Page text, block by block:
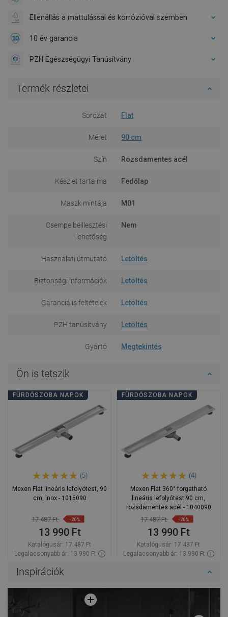
Ellenállás a mattulással és korrózióval szemben
10 év garancia
PZH Egészségügyi Tanúsítvány
Termék részletei
Sorozat Flat
Méret 90 cm
Szín Rozsdamentes acél
Készlet tartalma Fedőlap
Maszk mintája M01
Csempe beillesztési
lehetőség
Nem
Használati útmutató Letöltés
Biztonsági információk Letöltés
Garanciális feltételek Letöltés
PZH tanúsítvány Letöltés
Gyártó Megtekintés
Ön is tetszik
FÜRDŐSZOBA NAPOK
(5)
Mexen Flat lineáris lefolyótest, 90
cm, inox - 1015090
17 487 Ft -20%
13 990 Ft
Katalógusár: 17 487 Ft
Legalacsonyabb ár: 13 990 Ft
Kedvenc
össze
FÜRDŐSZOBA NAPOK
(4)
Mexen Flat 360° forgatható
lineáris lefolyótest 90 cm,
rozsdamentes acél - 1040090
17 487 Ft -20%
13 990 Ft
Katalógusár: 17 487 Ft
Legalacsonyabb ár: 13 990 Ft
Inspirációk